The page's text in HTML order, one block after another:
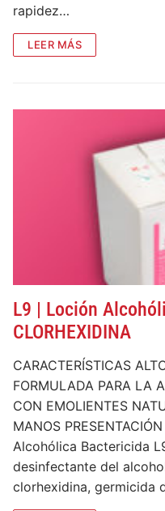
Tutoriales
rapidez…
LEER MÁS
L9 | Loción
CLORHEXIDINA
CARACTERÍSTICAS
FORMULADA PARA LA
CON EMOLIENTES
MANOS
Alcohólica Bactericida
desinfectante del
clorhexidina, germicida